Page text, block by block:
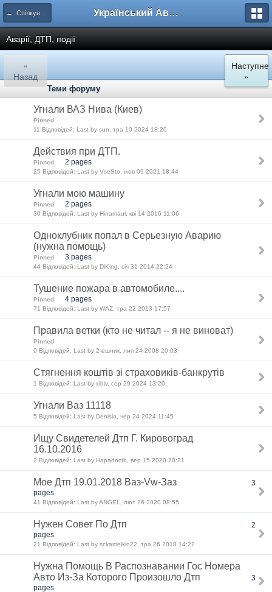
← Спілкування Український Автоклуб ВАЗ
Аварії, ДТП, події
«
Назад
Наступне
»
Теми форуму
Угнали ВАЗ Нива (Киев)
Pinned
11 Відповідей: Last by sun, тра 10 2024 18:20
Действия при ДТП.
Pinned 2 pages
25 Відповідей: Last by VseSto, жов 09 2021 18:44
Угнали мою машину
Pinned 2 pages
30 Відповідей: Last by Hinamaul, кві 14 2016 11:06
Одноклубник попал в Cерьезную Аварию
(нужна помощь)
Pinned 3 pages
44 Відповідей: Last by DiKing, січ 31 2014 22:24
Тушение пожара в автомобиле....
Pinned 4 pages
71 Відповідей: Last by WAZ, тра 22 2013 17:57
Правила ветки (кто не читал -- я не виноват)
Pinned
0 Відповідей: Last by 2-ешник, лип 24 2008 20:03
Стягнення коштів зі страховиків-банкрутів
1 Відповідей: Last by xibiv, сер 29 2024 13:20
Угнали Ваз 11118
5 Відповідей: Last by Denisio, чер 24 2024 11:45
Ищу Свидетелей Дтп Г. Кировоград
16.10.2016
2 Відповідей: Last by Hapadoctb, вер 15 2020 20:31
Мое Дтп 19.01.2018 Ваз-Vw-Заз
3
pages
41 Відповідей: Last by ANGEL, лют 26 2020 08:55
Нужен Совет По Дтп
2
pages
21 Відповідей: Last by sckameikin22, тра 26 2018 14:22
Нужна Помощь В Распознавании Гос Номера
Авто Из-За Которого Произошло Дтп
3
pages